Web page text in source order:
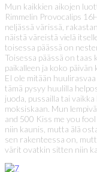
Mun kaikkien aikojen
Rimmelin Provocalips
neljässä värissä,
näistä väreistä vielä
toisessa päässä on
Toisessa päässä on
paikalleen ja koko
EI ole mitään
tämä pysyy huulilla
juoda, pussailla tai
moksiskaan. Mun
and 500 Kiss me you fool
niin kaunis, mutta älä
sen rakenteessa on,
värit ovatkin sitten niin